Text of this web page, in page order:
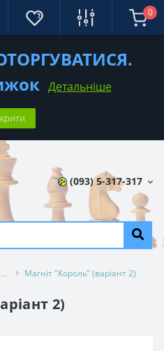
Детальніше
0
(093) 5-317-317
Магніт "Король" (варіант 2)
2)